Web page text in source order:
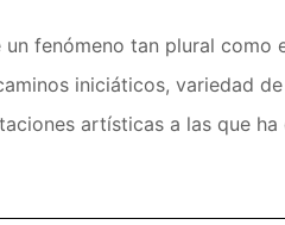
fenómeno tan plural como
iniciáticos, variedad
artísticas a las que